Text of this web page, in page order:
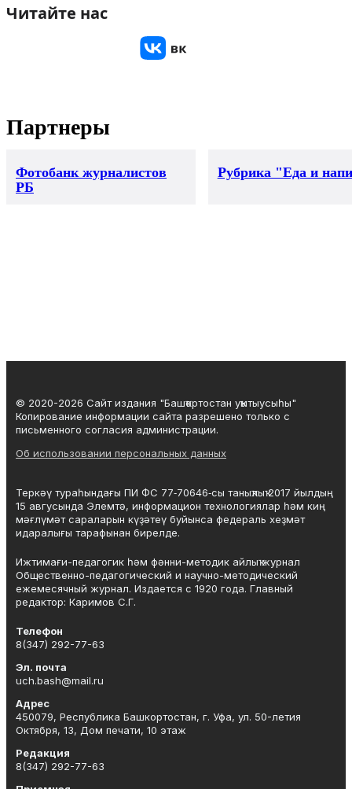
Читайте нас
Партнеры
Фотобанк журналистов
РБ
Рубрика "Еда и
© 2020-2026 Сайт издания "Башҡортостан уҡытыусыһы"
Копирование информации сайта разрешено только с
письменного согласия администрации.
Об использовании персональных данных
Теркәү тураһындағы ПИ ФС 77‑70646‑сы таныҡлыҡ 2017 йылдың
15 авгусында Элемтә, информацион технологиялар һәм киң
мәғлүмәт сараларын күҙәтеү буйынса федераль хеҙмәт
идаралығы тарафынан бирелде.
Ижтимағи-педагогик һәм фәнни-методик айлыҡ журнал
Общественно-педагогический и научно-методический
ежемесячный журнал. Издается с 1920 года. Главный
редактор: Каримов С.Г.
Телефон
8(347) 292-77-63
Эл. почта
uch.bash@mail.ru
Адрес
450079, Республика Башкортостан, г. Уфа, ул. 50-летия
Октября, 13, Дом печати, 10 этаж
Редакция
8(347) 292-77-63